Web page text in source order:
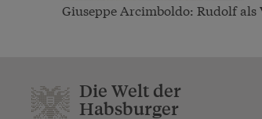
Giuseppe Arcimboldo: Rudolf als
Die Welt der
Habsburger